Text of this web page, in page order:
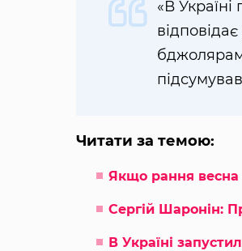
«В
Читати за темою:
Якщо рання весна
Сергій Шаронін:
В Україні